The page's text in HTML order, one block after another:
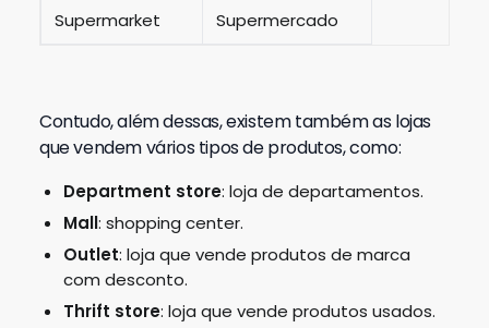
Supermarket Supermercado
Contudo, além dessas, existem também as lojas
que vendem vários tipos de produtos, como:
Department store: loja de departamentos.
Mall: shopping center.
Outlet: loja que vende produtos de marca
com desconto.
Thrift store: loja que vende produtos usados.